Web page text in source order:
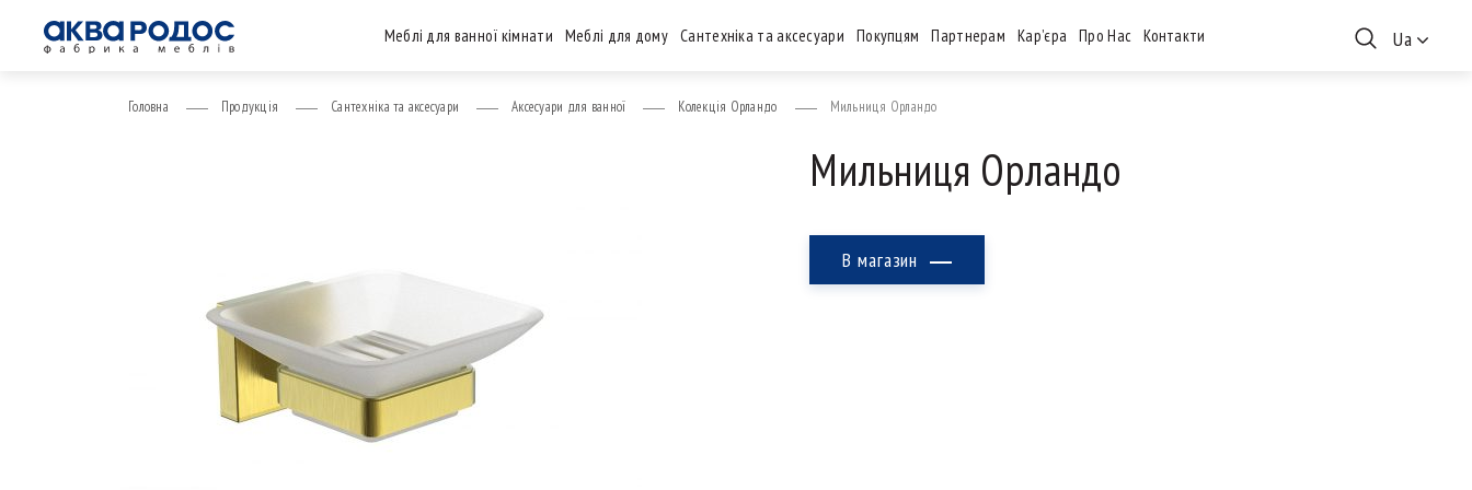
Меблі для ванної кімнати Меблі для дому Сантехніка та аксесуари Покупцям Партнерам Кар’єра Про Нас Контакти Ua
Головна Продукція Сантехніка та аксесуари Аксесуари для ванної Колекція Орландо Мильниця Орландо
Мильниця Орландо
В магазин